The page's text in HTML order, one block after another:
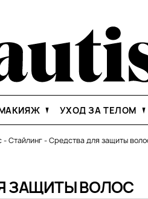
УХОД ЗА ТЕЛОМ
-Стайлинг-Средства для защиты
ЗАЩИТЫ ВОЛОС